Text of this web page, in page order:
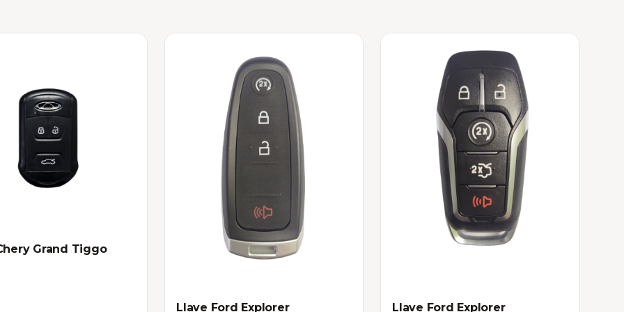
Grand Tiggo
Llave Ford Explorer Llave Ford Explorer